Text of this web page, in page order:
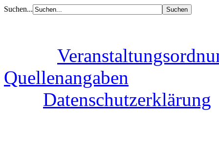
Suchen...
Quellenangaben
Datenschutzerklärung